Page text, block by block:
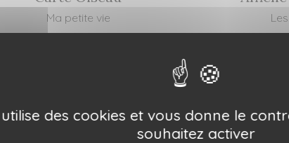
utilise des cookies et vous donne le
souhaitez activer
Ma petite vie